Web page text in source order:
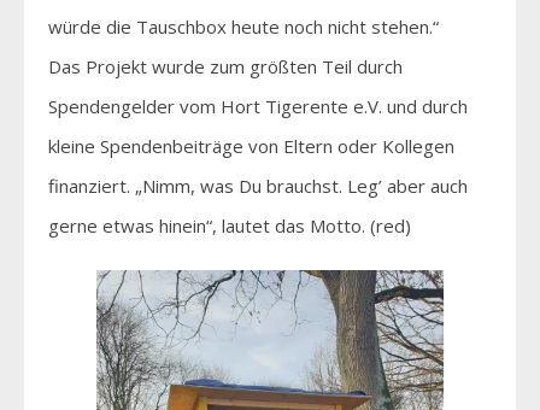
würde die Tauschbox heute noch nicht stehen.“
Das Projekt wurde zum größten Teil durch
Spendengelder vom Hort Tigerente e.V. und durch
kleine Spendenbeiträge von Eltern oder Kollegen
finanziert. „Nimm, was Du brauchst. Leg’ aber auch
gerne etwas hinein“, lautet das Motto. (red)